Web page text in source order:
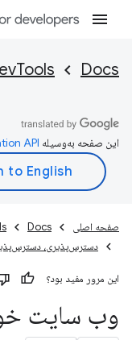
Docs
این صفحه به‌وسیله
صفحه اصلی Docs
دسترس‌پذیری،
این مرور مفید بود؟
وب سایت